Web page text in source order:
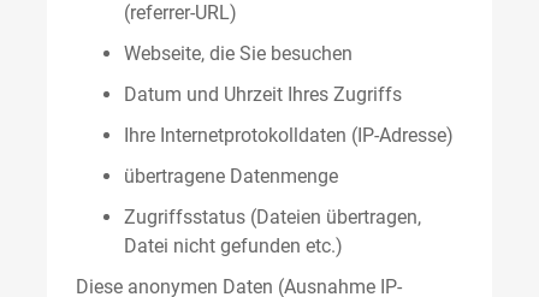
(referrer-URL)
Webseite, die Sie besuchen
Datum und Uhrzeit Ihres Zugriffs
Ihre Internetprotokolldaten (IP-Adresse)
übertragene Datenmenge
Zugriffsstatus (Dateien übertragen,
Datei nicht gefunden etc.)
Diese anonymen Daten (Ausnahme IP-